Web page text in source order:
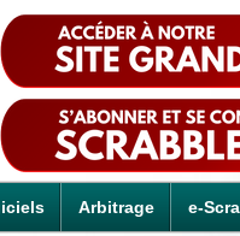
Arbitrage e-